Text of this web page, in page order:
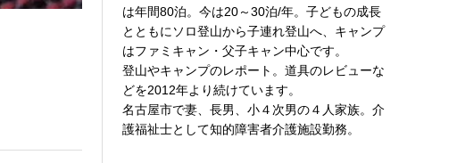
は年間80泊。今は20～30泊/年。子どもの成長
とともにソロ登山から子連れ登山へ、キャンプ
はファミキャン・父子キャン中心です。
登山やキャンプのレポート。道具のレビューな
どを2012年より続けています。
名古屋市で妻、長男、小４次男の４人家族。介
護福祉士として知的障害者介護施設勤務。